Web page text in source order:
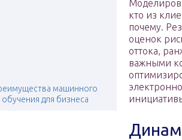
машинного
обучения для бизнеса
кто из
почему.
оценок
оттока,
важными